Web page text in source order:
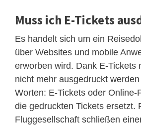
Muss ich E-Tickets
Es handelt sich um ein
über Websites und mobile
erworben wird. Dank E-Tickets
nicht mehr ausgedruckt
Worten: E-Tickets oder Online-
die gedruckten Tickets ersetzt.
Fluggesellschaft schließen